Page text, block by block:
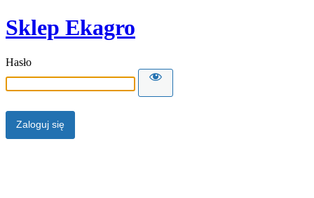
Sklep Ekagro
Hasło